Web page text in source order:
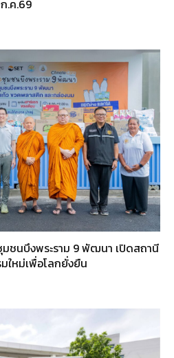
.ค.69
มชนบึงพระราม 9 พัฒนา เปิดสถานี
ใหม่เพื่อโลกยั่งยืน